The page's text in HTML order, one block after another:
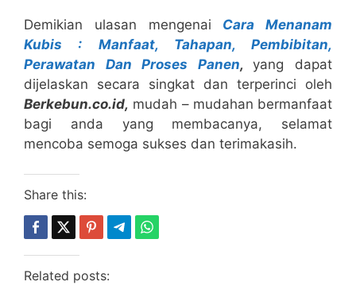
Demikian ulasan mengenai Cara Menanam
Kubis : Manfaat, Tahapan, Pembibitan,
Perawatan Dan Proses Panen,yang dapat
dijelaskan secara singkat dan terperinci oleh
Berkebun.co.id, mudah – mudahan bermanfaat
bagi anda yang membacanya, selamat
mencoba semoga sukses dan terimakasih.
Share this:
Related posts: